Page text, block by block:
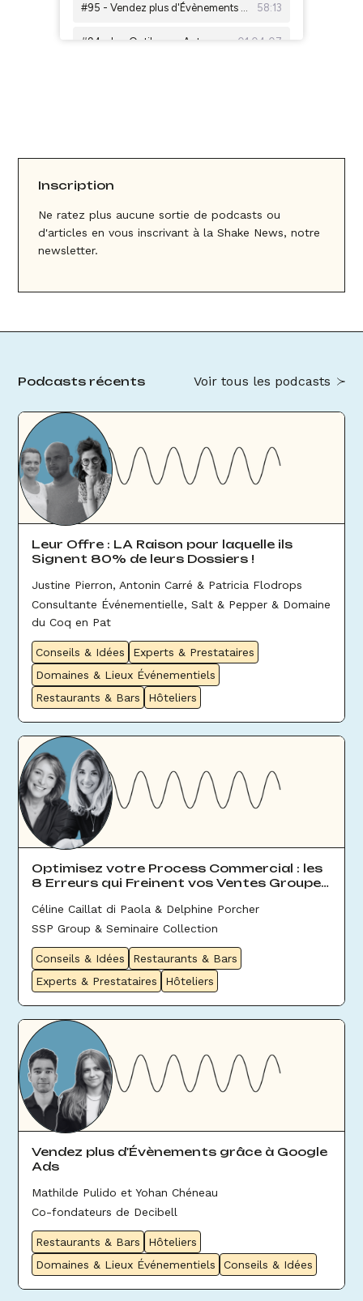
Inscription
Ne ratez plus aucune sortie de podcasts ou
d'articles en vous inscrivant à la Shake News, notre
newsletter.
Podcasts récents Voir tous les podcasts
Leur Offre : LA Raison pour laquelle ils
Signent 80% de leurs Dossiers !
Justine Pierron, Antonin Carré & Patricia Flodrops
Consultante Événementielle, Salt & Pepper & Domaine
du Coq en Pat
Conseils & Idées
Experts & Prestataires
Domaines & Lieux Événementiels
Restaurants & Bars
Hôteliers
Optimisez votre Process Commercial : les
8 Erreurs qui Freinent vos Ventes Groupes
Céline Caillat di Paola & Delphine Porcher
SSP Group & Seminaire Collection
Conseils & Idées
Restaurants & Bars
Experts & Prestataires
Hôteliers
Vendez plus d'Évènements grâce à Google
Ads
Mathilde Pulido et Yohan Chéneau
Co-fondateurs de Decibell
Restaurants & Bars
Hôteliers
Domaines & Lieux Événementiels
Conseils & Idées